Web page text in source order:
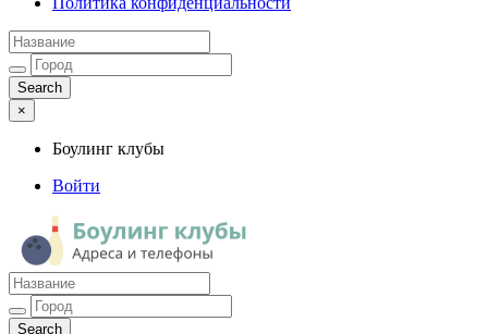
×
Боулинг клубы
Войти
Боулинг клубы
Адреса и телефоны